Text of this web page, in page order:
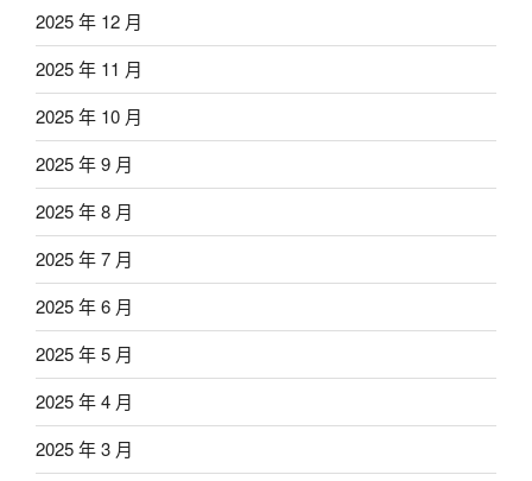
2025 年 12 月
2025 年 11 月
2025 年 10 月
2025 年 9 月
2025 年 8 月
2025 年 7 月
2025 年 6 月
2025 年 5 月
2025 年 4 月
2025 年 3 月